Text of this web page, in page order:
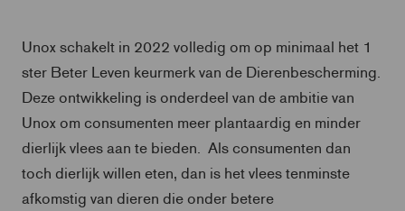
Unox schakelt in 2022 volledig om op minimaal het 1
ster Beter Leven keurmerk van de Dierenbescherming.
Deze ontwikkeling is onderdeel van de ambitie van
Unox om consumenten meer plantaardig en minder
dierlijk vlees aan te bieden. Als consumenten dan
toch dierlijk willen eten, dan is het vlees tenminste
afkomstig van dieren die onder betere